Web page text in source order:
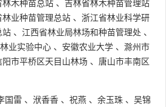
林木种苗总站 、 吉林省林木种苗管理站
林业种苗管理总站 、 浙江省林业科学研
站 、 江西省林业局林场和种苗管理处 、
业实验中心 、 安徽农业大学 、 滁州市
阳市平桥区天目山林场 、 唐山市丰南区
国雷 、 洑香香 、 祝燕 、 余玉珠 、 吴锦